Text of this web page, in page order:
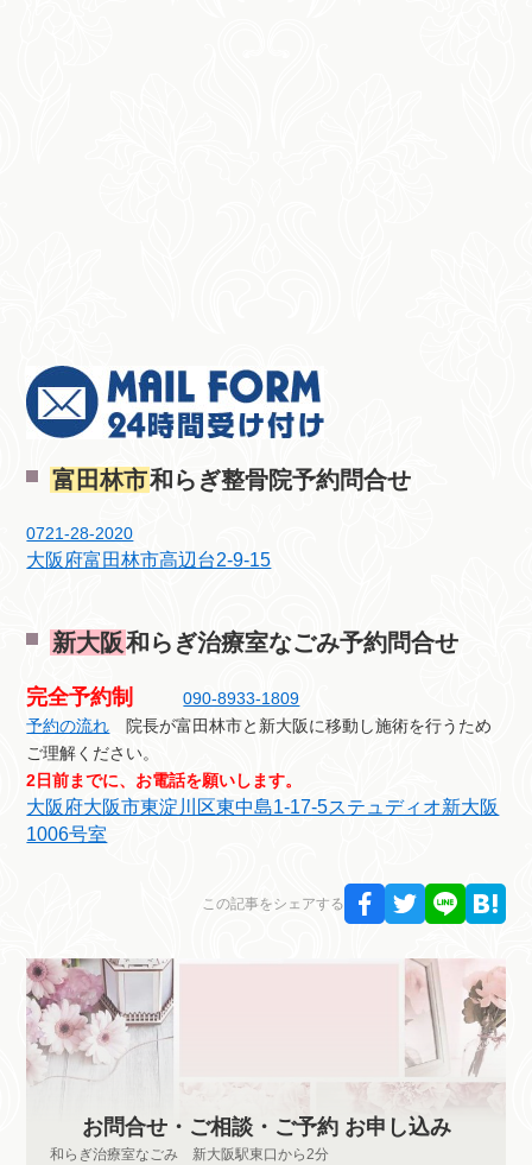
富田林市和らぎ整骨院予約問合せ
0721-28-2020
大阪府富田林市高辺台2-9-15
新大阪 和らぎ治療室なごみ予約問合せ
完全予約制
090-8933-1809
予約の流れ 院長が富田林市と新大阪に移動し施術を行うため
ご理解ください。
2日前までに、お電話を願いします。
大阪府大阪市東淀川区東中島1-17-5ステュディオ新大阪
1006号室
この記事をシェアする
お問合せ・ご相談・ご予約 お申し込み
和らぎ治療室なごみ 新大阪駅東口から2分